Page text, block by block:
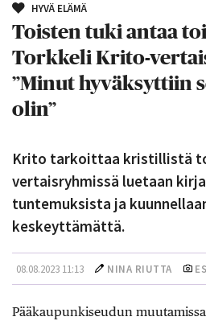
HYVÄ ELÄMÄ
Toisten tuki antaa
Torkkeli Krito-
”Minut hyväksyttiin
olin”
Krito tarkoittaa kristillistä
vertaisryhmissä luetaan
tuntemuksista ja
keskeyttämättä.
08.08.2023 11:13 NINA RIUTTA
Pääkaupunkiseudun